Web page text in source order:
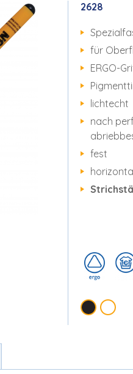
2628
für
ERGO-
lichtecht
nach
fest